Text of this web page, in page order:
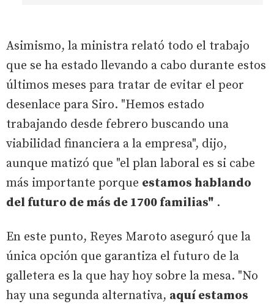
Asimismo, la ministra relató todo el trabajo
que se ha estado llevando a cabo durante estos
últimos meses para tratar de evitar el peor
desenlace para Siro. "Hemos estado
trabajando desde febrero buscando una
viabilidad financiera a la empresa", dijo,
aunque matizó que "el plan laboral es si cabe
más importante porque estamos hablando
del futuro de más de 1700 familias" .
En este punto, Reyes Maroto aseguró que la
única opción que garantiza el futuro de la
galletera es la que hay hoy sobre la mesa. "No
hay una segunda alternativa, aquí estamos